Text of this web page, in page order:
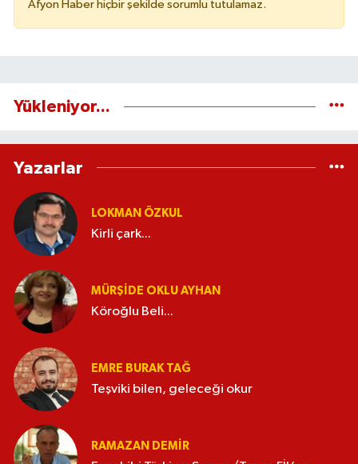
Afyon Haber hiçbir şekilde sorumlu tutulamaz.
Yükleniyor...
Yazarlar
LOKMAN ÖZKUL
Kirli çark...
MÜRŞIDE OKLU AYHAN
Köroğlu Beli...
EMRE BURAK TAĞ
Teşviki bilen, geleceği okur
RAMAZAN DEMİR